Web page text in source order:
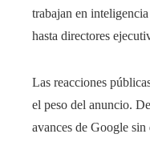
trabajan en
hasta directores
Las reacciones
el peso del anuncio.
avances de Google sin